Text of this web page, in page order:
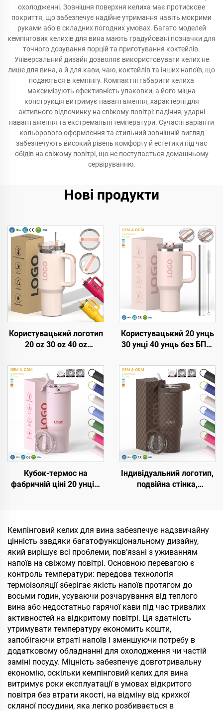
охолодженні. Зовнішня поверхня келиха має протискове
покриття, що забезпечує надійне утримання навіть мокрими
руками або в складних погодних умовах. Багато моделей
кемпінгових келихів для вина мають градуйовані позначки для
точного дозування порцій та приготування коктейлів.
Універсальний дизайн дозволяє використовувати келих не
лише для вина, а й для кави, чаю, коктейлів та інших напоїв, що
подаються в кемпінгу. Компактні габарити келиха
максимізують ефективність упаковки, а його міцна
конструкція витримує навантаження, характерні для
активного відпочинку на свіжому повітрі: падіння, ударні
навантаження та екстремальні температури. Сучасні варіанти
кольорового оформлення та стильний зовнішній вигляд
забезпечують високий рівень комфорту й естетики під час
обідів на свіжому повітрі, що не поступається домашньому
сервіруванню.
Нові продукти
Користувацький логотип
20 oz 30 oz 40 oz
подвійні стіни вакуумний
металевий подорожній
кавовий келих 20 oz 30
oz 40 oz Тумблер з
ручкою
Користувацький 20 унць
30 унці 40 унць без БПА,
утеплена кружка з
нержавійки, тумблер з
герметичною кришкою,
соломкою та ручкою для
подорожі
Кубок-термос на
фабричній ціні 20 унцій,
кубок, багаторазовий
термос з нержавіючої
сталі для сублімації
Індивідуальний логотип,
подвійна стінка,
унцій, 32 унції, 40 унцій,
дорожня кружка з
кришкою для гарячих і
холодних напоїв
Кемпінговий келих для вина забезпечує надзвичайну
цінність завдяки багатофункціональному дизайну,
який вирішує всі проблеми, пов’язані з уживанням
напоїв на свіжому повітрі. Основною перевагою є
контроль температури: передова технологія
термоізоляції зберігає якість напоїв протягом до
восьми годин, усуваючи розчарування від теплого
вина або недостатньо гарячої кави під час тривалих
активностей на відкритому повітрі. Ця здатність
утримувати температуру економить кошти,
запобігаючи втраті напоїв і зменшуючи потребу в
додатковому обладнанні для охолодження чи частій
заміні посуду. Міцність забезпечує довготривальну
економію, оскільки кемпінговий келих для вина
витримує роки експлуатації в умовах відкритого
повітря без втрати якості, на відміну від крихкої
скляної посудини, яка легко розбивається в